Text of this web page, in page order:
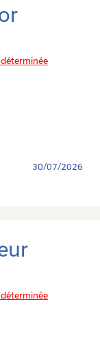
30/07/2026